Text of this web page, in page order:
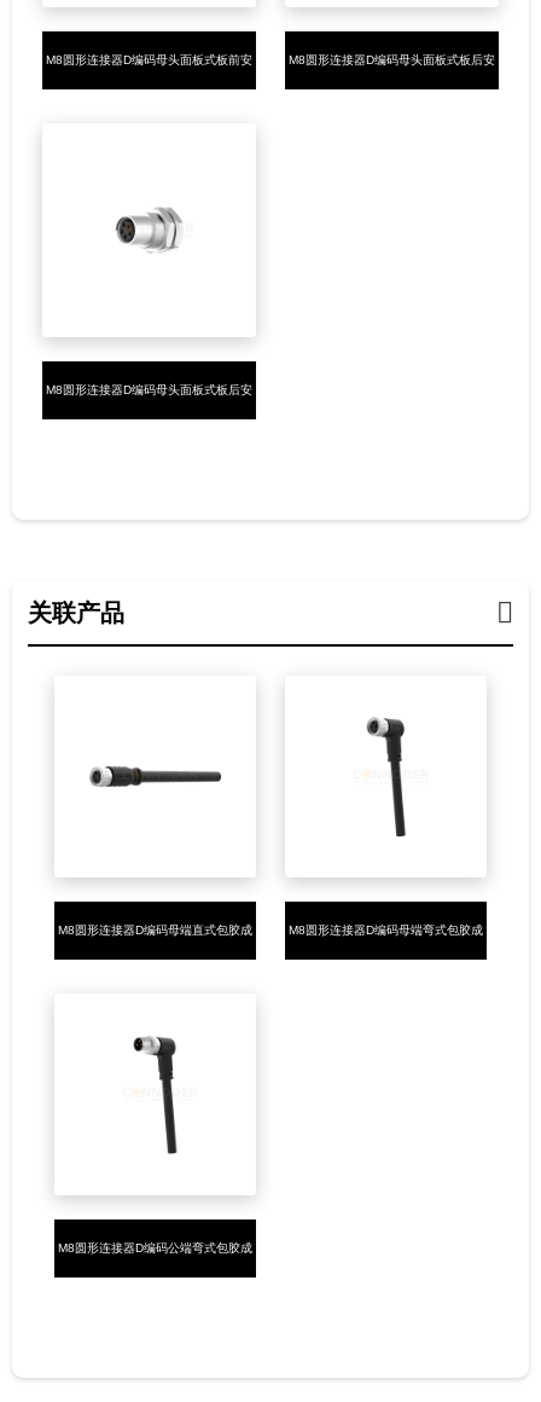
M8圆形连接器D编码母头面板式板前安 M8圆形连接器D编码母头面板式板后安
M8圆形连接器D编码母头面板式板后安
关联产品
M8圆形连接器D编码母端直式包胶成 M8圆形连接器D编码母端弯式包胶成
M8圆形连接器D编码公端弯式包胶成